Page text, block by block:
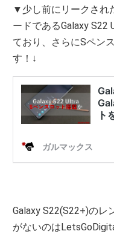
▼少し前にリークされ
ードであるGalaxy S22
ており、さらにSペン
す！↓
Galaxy S22(S22+)のレ
がないのは